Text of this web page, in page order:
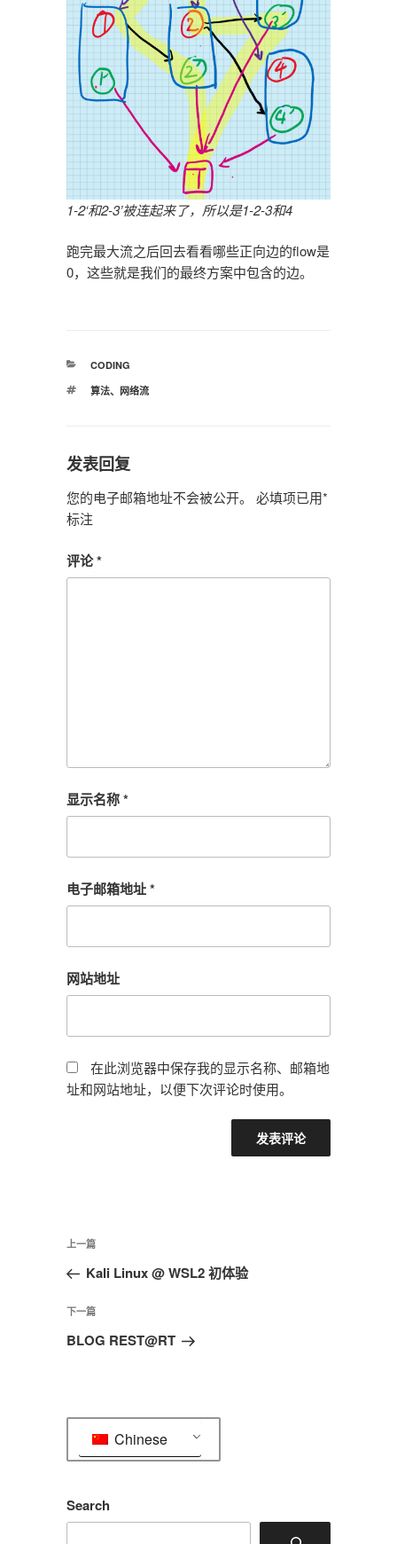
1-2‘和2-3’被连起来了，所以是1-2-3和4
跑完最大流之后回去看看哪些正向边的flow是
0，这些就是我们的最终方案中包含的边。
分
CODING
标
算法、 网络流
发表回复
您的电子邮箱地址不会被公开。 必填项已用*
标注
评论*
显示名称*
电子邮箱地址*
网站地址
在此浏览器中保存我的显示名称、邮箱地
址和网站地址，以便下次评论时使用。
文
导
航
上
一
文
章
上一篇
Kali Linux @ WSL2 初体验
下
一
下一篇
BLOG REST@RT
Chinese
Search